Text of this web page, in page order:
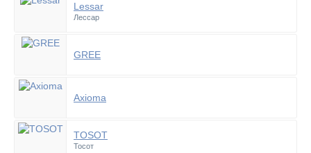
Lessar
Лессар
GREE
Axioma
TOSOT
Тосот